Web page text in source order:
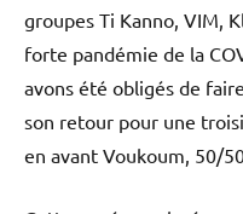
groupes Ti Kanno, VIM,
forte pandémie de la
avons été obligés de
son retour pour une
en avant Voukoum, 50/